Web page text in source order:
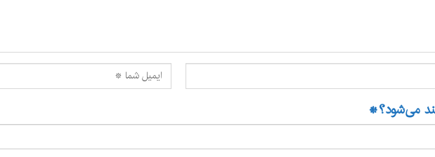
می‌شود؟*